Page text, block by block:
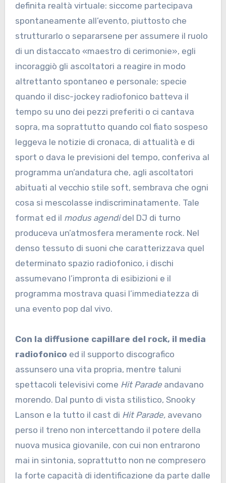
definita realtà virtuale: siccome partecipava
spontaneamente all’evento, piuttosto che
strutturarlo o separarsene per assumere il ruolo
di un distaccato «maestro di cerimonie», egli
incoraggiò gli ascoltatori a reagire in modo
altrettanto spontaneo e personale; specie
quando il disc-jockey radiofonico batteva il
tempo su uno dei pezzi preferiti o ci cantava
sopra, ma soprattutto quando col fiato sospeso
leggeva le notizie di cronaca, di attualità e di
sport o dava le previsioni del tempo, conferiva al
programma un’andatura che, agli ascoltatori
abituati al vecchio stile soft, sembrava che ogni
cosa si mescolasse indiscriminatamente. Tale
format ed il modus agendidel DJ di turno
produceva un’atmosfera meramente rock. Nel
denso tessuto di suoni che caratterizzava quel
determinato spazio radiofonico, i dischi
assumevano l’impronta di esibizioni e il
programma mostrava quasi l’immediatezza di
una evento pop dal vivo.
Con la diffusione capillare del rock, il media
radiofonico ed il supporto discografico
assunsero una vita propria, mentre taluni
spettacoli televisivi come Hit Paradeandavano
morendo. Dal punto di vista stilistico, Snooky
Lanson e la tutto il cast di Hit Parade, avevano
perso il treno non intercettando il potere della
nuova musica giovanile, con cui non entrarono
mai in sintonia, soprattutto non ne compresero
la forte capacità di identificazione da parte dalle